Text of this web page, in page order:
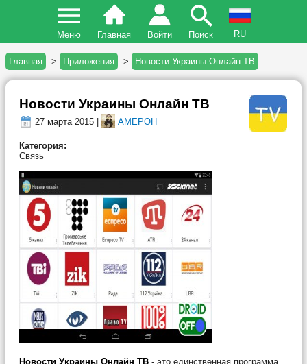
Меню Главная Войти Поиск RU
Главная -> Приложения -> Новости Украины Онлайн ТВ
Новости Украины Онлайн ТВ
27 марта 2015 | AMEPOH
Категория:
Связь
Новости Украины Онлайн ТВ - это единственная программа,